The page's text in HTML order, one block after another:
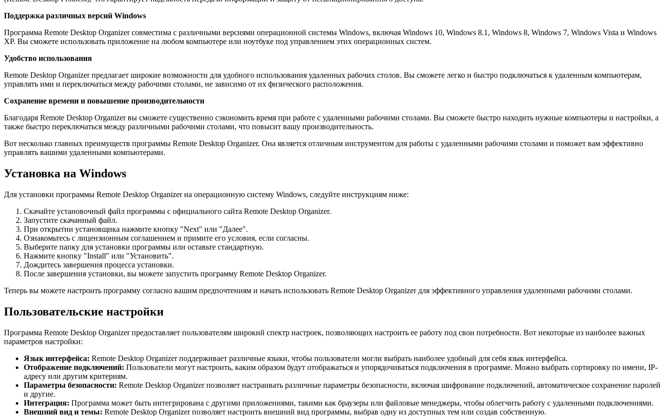
Поддержка различных версий Windows
Программа Remote Desktop Organizer совместима с различными версиями операционной системы Windows, включая Windows 10, Windows 8.1, Windows 8, Windows 7, Windows Vista и Windows
XP. Вы сможете использовать приложение на любом компьютере или ноутбуке под управлением этих операционных систем.
Удобство использования
Remote Desktop Organizer предлагает широкие возможности для удобного использования удаленных рабочих столов. Вы сможете легко и быстро подключаться к удаленным компьютерам,
управлять ими и переключаться между рабочими столами, не зависимо от их физического расположения.
Сохранение времени и повышение производительности
Благодаря Remote Desktop Organizer вы сможете существенно сэкономить время при работе с удаленными рабочими столами. Вы сможете быстро находить нужные компьютеры и настройки, а
также быстро переключаться между различными рабочими столами, что повысит вашу производительность.
Вот несколько главных преимуществ программы Remote Desktop Organizer. Она является отличным инструментом для работы с удаленными рабочими столами и поможет вам эффективно
управлять вашими удаленными компьютерами.
Установка на Windows
Для установки программы Remote Desktop Organizer на операционную систему Windows, следуйте инструкциям ниже:
Скачайте установочный файл программы с официального сайта Remote Desktop Organizer.
Запустите скачанный файл.
При открытии установщика нажмите кнопку "Next" или "Далее".
Ознакомьтесь с лицензионным соглашением и примите его условия, если согласны.
Выберите папку для установки программы или оставьте стандартную.
Нажмите кнопку "Install" или "Установить".
Дождитесь завершения процесса установки.
После завершения установки, вы можете запустить программу Remote Desktop Organizer.
Теперь вы можете настроить программу согласно вашим предпочтениям и начать использовать Remote Desktop Organizer для эффективного управления удаленными рабочими столами.
Пользовательские настройки
Программа Remote Desktop Organizer предоставляет пользователям широкий спектр настроек, позволяющих настроить ее работу под свои потребности. Вот некоторые из наиболее важных
параметров настройки:
Язык интерфейса: Remote Desktop Organizer поддерживает различные языки, чтобы пользователи могли выбрать наиболее удобный для себя язык интерфейса.
Отображение подключений: Пользователи могут настроить, каким образом будут отображаться и упорядочиваться подключения в программе. Можно выбрать сортировку по имени, IP-
адресу или другим критериям.
Параметры безопасности: Remote Desktop Organizer позволяет настраивать различные параметры безопасности, включая шифрование подключений, автоматическое сохранение паролей
и другие.
Интеграция: Программа может быть интегрирована с другими приложениями, такими как браузеры или файловые менеджеры, чтобы облегчить работу с удаленными подключениями.
Внешний вид и темы: Remote Desktop Organizer позволяет настроить внешний вид программы, выбрав одну из доступных тем или создав собственную.